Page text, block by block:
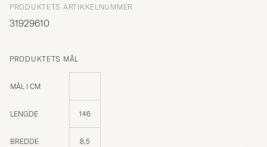
PRODUKTETS ARTIKKELNUMMER
31929610
PRODUKTETS MÅL
MÅL I CM
LENGDE 146
BREDDE 8,5